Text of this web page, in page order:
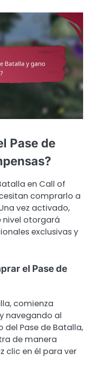
Pase de
en Call of
comprarlo a
vez activado,
nivel otorgará
exclusivas y
el Pase de
comienza
navegando al
del Pase de Batalla,
de manera
clic en él para ver